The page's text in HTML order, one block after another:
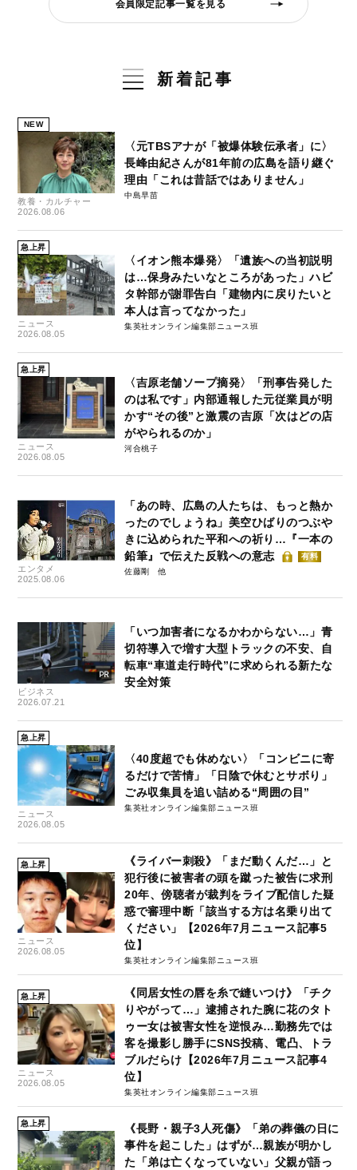
会員限定記事一覧を見る
新着記事
NEW
教養・カルチャー
2026.08.06
〈元TBSアナが「被爆体験伝承者」に〉
長峰由紀さんが81年前の広島を語り継ぐ
理由「これは昔話ではありません」
中島早苗
急上昇
ニュース
2026.08.05
〈イオン熊本爆発〉「遺族への当初説明
は…保身みたいなところがあった」ハビ
タ幹部が謝罪告白「建物内に戻りたいと
本人は言ってなかった」
集英社オンライン編集部ニュース班
急上昇
ニュース
2026.08.05
〈吉原老舗ソープ摘発〉「刑事告発した
のは私です」内部通報した元従業員が明
かす“その後”と激震の吉原「次はどの店
がやられるのか」
河合桃子
エンタメ
2025.08.06
「あの時、広島の人たちは、もっと熱か
ったのでしょうね」美空ひばりのつぶや
きに込められた平和への祈り…『一本の
鉛筆』で伝えた反戦への意志
有料
佐藤剛
ビジネス
2026.07.21
「いつ加害者になるかわからない…」青
切符導入で増す大型トラックの不安、自
転車“車道走行時代”に求められる新たな
安全対策
急上昇
ニュース
2026.08.05
〈40度超でも休めない〉「コンビニに寄
るだけで苦情」「日陰で休むとサボり」
ごみ収集員を追い詰める“周囲の目”
集英社オンライン編集部ニュース班
急上昇
ニュース
2026.08.05
《ライバー刺殺》「まだ動くんだ…」と
犯行後に被害者の頭を蹴った被告に求刑
20年、傍聴者が裁判をライブ配信した疑
惑で審理中断「該当する方は名乗り出て
ください」【2026年7月ニュース記事5
位】
集英社オンライン編集部ニュース班
急上昇
ニュース
2026.08.05
《同居女性の唇を糸で縫いつけ》「チク
りやがって…」逮捕された腕に花のタト
ゥー女は被害女性を逆恨み…勤務先では
客を撮影し勝手にSNS投稿、電凸、トラ
ブルだらけ【2026年7月ニュース記事4
位】
集英社オンライン編集部ニュース班
急上昇
《長野・親子3人死傷》「弟の葬儀の日に
事件を起こした」はずが…親族が明かし
た「弟は亡くなっていない」父親が語っ